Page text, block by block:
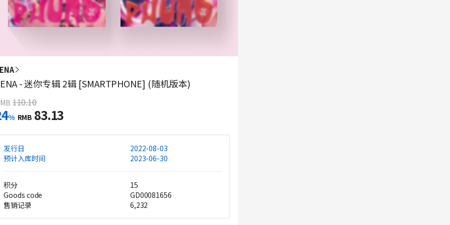
- 迷你专辑 2辑 [SMARTPHONE] (随机版本)
110.10
% RMB 83.13
发行日
2022-08-03
预计入库时间
2023-06-30
积分
15
Goods code
GD00081656
售销记录
6,232